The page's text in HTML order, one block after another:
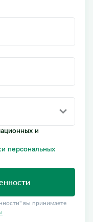
и
персональных
вы принимаете